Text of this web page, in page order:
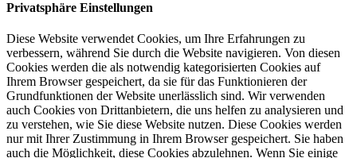
Privatsphäre Einstellungen
Diese Website verwendet Cookies, um Ihre Erfahrungen zu
verbessern, während Sie durch die Website navigieren. Von diesen
Cookies werden die als notwendig kategorisierten Cookies auf
Ihrem Browser gespeichert, da sie für das Funktionieren der
Grundfunktionen der Website unerlässlich sind. Wir verwenden
auch Cookies von Drittanbietern, die uns helfen zu analysieren und
zu verstehen, wie Sie diese Website nutzen. Diese Cookies werden
nur mit Ihrer Zustimmung in Ihrem Browser gespeichert. Sie haben
auch die Möglichkeit, diese Cookies abzulehnen. Wenn Sie einige